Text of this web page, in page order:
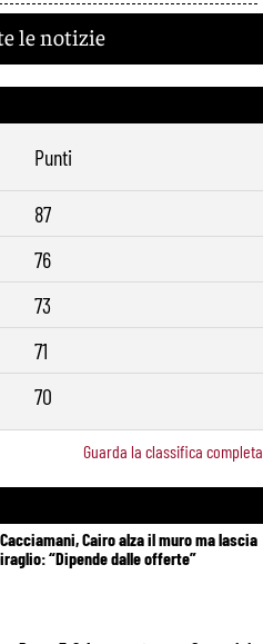
tutto: Gasperini prova il jolly delle
Pellegrini fa le visite e
sul Bologna”. Poi esalta
ancora il suo trequartista: Nusa
le notizie
Punti
87
76
73
71
70
Guarda la classifica completa
Cairo alza il muro ma lascia
“Dipende dalle offerte”